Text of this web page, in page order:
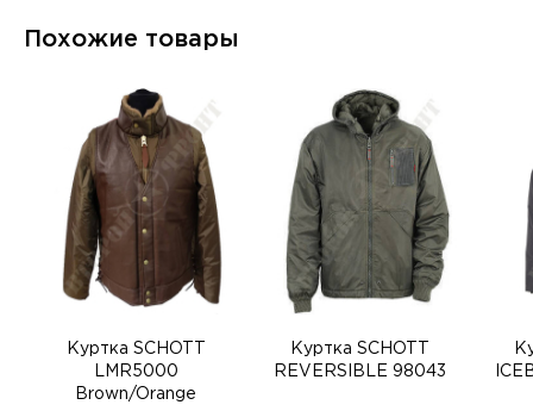
Похожие товары
Куртка SCHOTT
LMR5000
Brown/Orange
Куртка SCHOTT
REVERSIBLE 98043